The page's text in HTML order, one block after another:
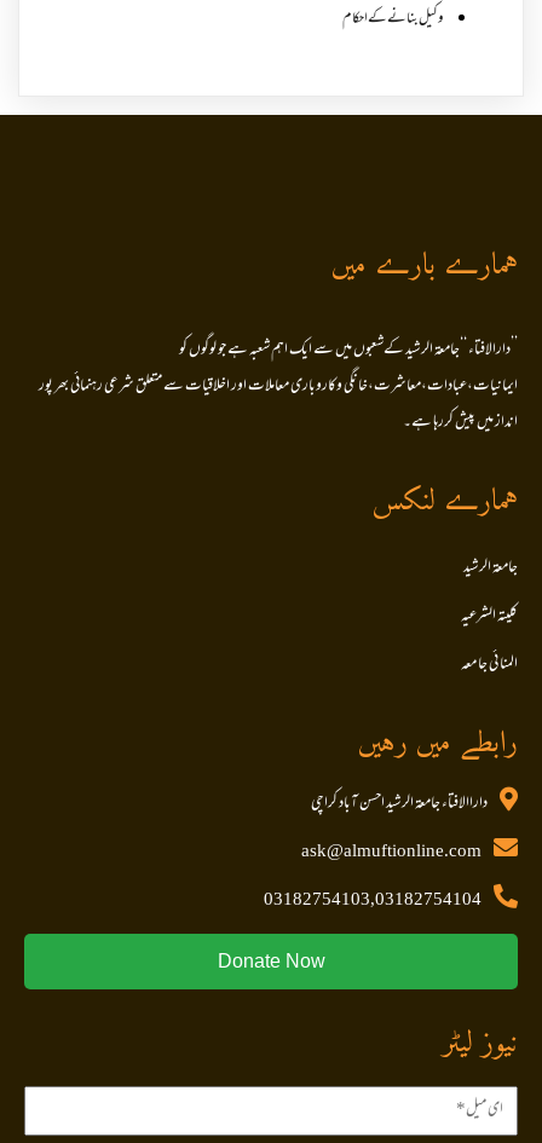
وکیل بنانے کے احکام
ہمارے بارے میں
’’دارالافتاء ‘‘جامعۃ الرشید کےشعبوں میں سے ایک اہم شعبہ ہے جو لوگوں کو
ایمانیات،عبادات،معاشرت،خانگی وکاروباری معاملات اور اخلاقیات سے متعلق شرعی رہنمائی بھر پور
انداز میں پیش کررہا ہے۔
ہمارے لنکس
جامعۃ الرشید
کلیتہ الشرعیہ
المنا ئی جا معہ
رابطے میں رہیں
داراالافتاء جامعۃ الرشید احسن آباد کراچی
ask@almuftionline.com
03182754103,03182754104
Donate Now
نیوز لیٹر